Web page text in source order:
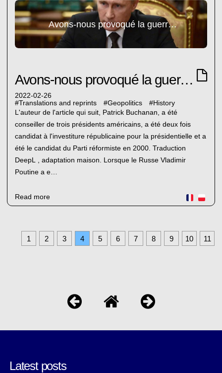
Avons-nous provoqué la guerre de Poutine en Ukraine ?
Avons-nous provoqué la guerre de Poutine en Ukraine ?
2022-02-26
#Translations and reprints #Geopolitics #History
L'auteur de l'article qui suit, Patrick Buchanan, a été
conseiller de trois présidents américains, a été deux fois
candidat à l'investiture républicaine pour la présidentielle et a
été le candidat du Parti réformiste en 2000. Traduction
DeepL , adaptation maison. Lorsque le Russe Vladimir
Poutine a e…
Read more
1 2 3 4 5 6 7 8 9 10 11
Latest posts